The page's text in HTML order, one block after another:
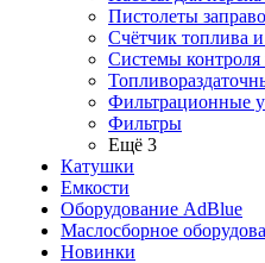
Пистолеты
Счётчик топлива
Системы контроля
Фильтрационные
Фильтры
Ещё 3
Катушки
Емкости
Оборудование AdBlue
Маслосборное
Новинки